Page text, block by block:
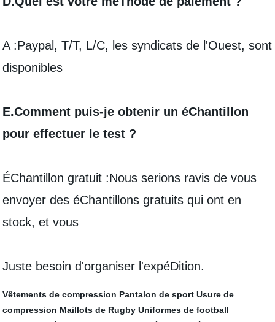
A :Paypal, T/T, L/C, les syndicats de l'Ouest, sont
disponibles
E.Comment puis-je obtenir un éChantillon
pour effectuer le test ?
ÉChantillon gratuit :Nous serions ravis de vous
envoyer des éChantillons gratuits qui ont en
stock, et vous
Juste besoin d'organiser l'expéDition.
Vêtements de compression Pantalon de sport Usure de
compression Maillots de Rugby Uniformes de football